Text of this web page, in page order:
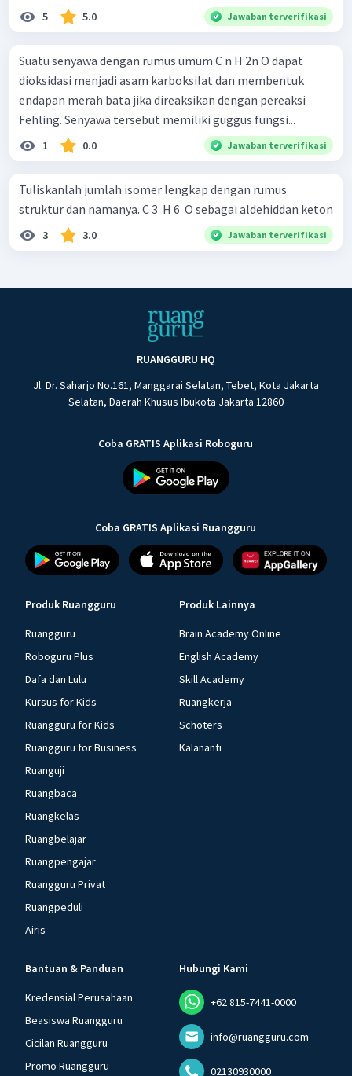
5 5.0 Jawaban terverifikasi
Suatu senyawa dengan rumus umum C n H 2n­ O dapat
dioksidasi menjadi asam karboksilat dan membentuk
endapan merah bata jika direaksikan dengan pereaksi
Fehling. Senyawa tersebut memiliki guggus fungsi...
1 0.0 Jawaban terverifikasi
Tuliskanlah jumlah isomer lengkap dengan rumus
struktur dan namanya. C 3 ​ H 6 ​ O sebagai aldehiddan keton
3 3.0 Jawaban terverifikasi
RUANGGURU HQ
Jl. Dr. Saharjo No.161, Manggarai Selatan, Tebet, Kota Jakarta
Selatan, Daerah Khusus Ibukota Jakarta 12860
Coba GRATIS Aplikasi Roboguru
Coba GRATIS Aplikasi Ruangguru
Produk Ruangguru
Ruangguru
Roboguru Plus
Dafa dan Lulu
Kursus for Kids
Ruangguru for Kids
Ruangguru for Business
Ruanguji
Ruangbaca
Ruangkelas
Ruangbelajar
Ruangpengajar
Ruangguru Privat
Ruangpeduli
Airis
Produk Lainnya
Brain Academy Online
English Academy
Skill Academy
Ruangkerja
Schoters
Kalananti
Bantuan & Panduan
Kredensial Perusahaan
Beasiswa Ruangguru
Cicilan Ruangguru
Promo Ruangguru
Hubungi Kami
+62 815-7441-0000
info@ruangguru.com
02130930000